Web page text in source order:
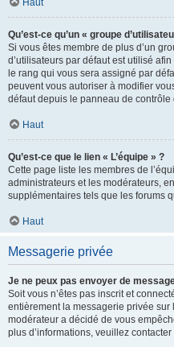
Haut
Qu’est-ce qu’un « groupe
Si vous êtes membre de plus d’un
d’utilisateurs par défaut est utilisé
le rang qui vous sera assigné par
peuvent vous autoriser à modifier
défaut depuis le panneau de contrôle
Haut
Qu’est-ce que le lien « L’équipe » ?
Cette page liste les membres de
administrateurs et les modérateurs,
supplémentaires tels que les forums
Haut
Messagerie privée
Je ne peux pas envoyer de
Soit vous n’êtes pas inscrit et
entièrement la messagerie privée
modérateur a décidé de vous
plus d’informations, veuillez